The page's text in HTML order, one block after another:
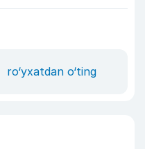
ro‘yxatdan o‘ting